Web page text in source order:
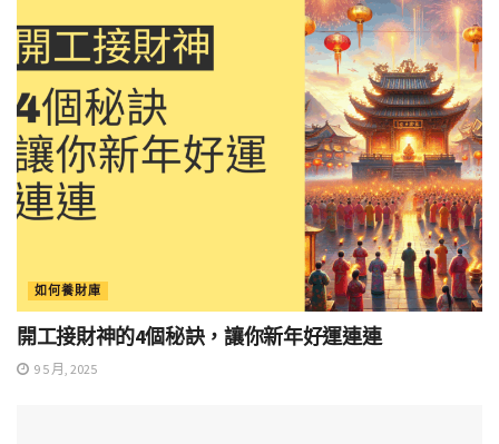
如何養財庫
開工接財神的4個秘訣，讓你新年好運連連
9 5 月, 2025